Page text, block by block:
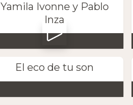
Yamila Ivonne y Pablo
Inza
El eco de tu son